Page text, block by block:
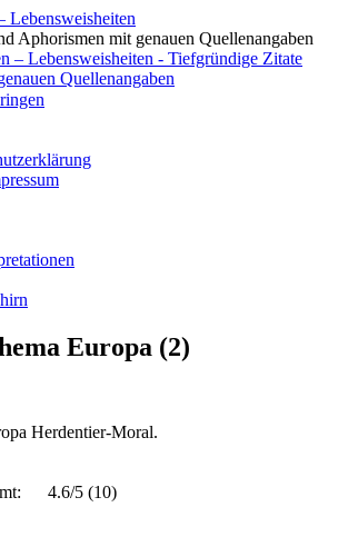
Lebensweisheiten
Aphorismen mit genauen Quellenangaben
Europa (2)
Herdentier-Moral.
4.6/5 (10)